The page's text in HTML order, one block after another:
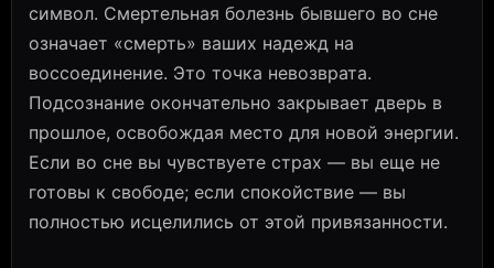
символ. Смертельная болезнь бывшего во сне
означает «смерть» ваших надежд на
воссоединение. Это точка невозврата.
Подсознание окончательно закрывает дверь в
прошлое, освобождая место для новой энергии.
Если во сне вы чувствуете страх — вы еще не
готовы к свободе; если спокойствие — вы
полностью исцелились от этой привязанности.